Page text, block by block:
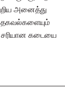
அனைத்து
தகவல்களையும்
சரியான கடையை